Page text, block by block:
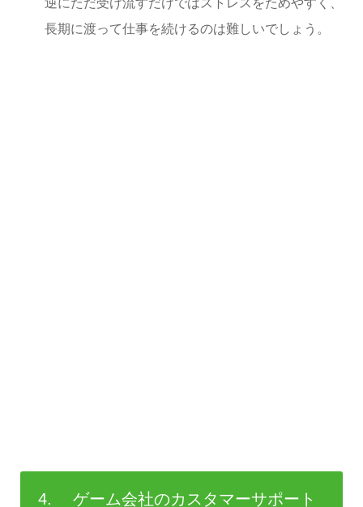
長期に渡って仕事を続けるのは難しいでしょう。
4. ゲーム会社のカスタマーサポート